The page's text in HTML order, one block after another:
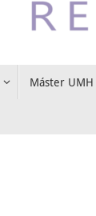
Máster UMH